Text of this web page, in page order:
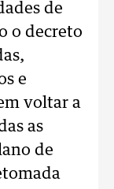
de
o decreto
e
voltar a
as
de